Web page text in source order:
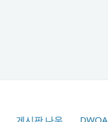
게시판.나우 DWQA